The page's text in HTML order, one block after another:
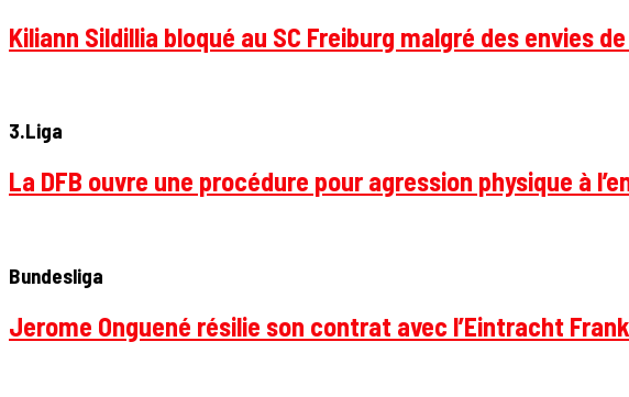
Kiliann Sildillia bloqué au SC Freiburg malgré des envies
3.Liga
La DFB ouvre une procédure pour agression physique à
Bundesliga
Jerome Onguené résilie son contrat avec l’Eintracht